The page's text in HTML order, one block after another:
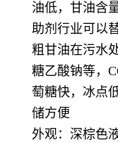
油低，甘油含
助剂行业可以
粗甘油在污水
糖乙酸钠等，
萄糖快，冰点
储方便
外观：深棕色